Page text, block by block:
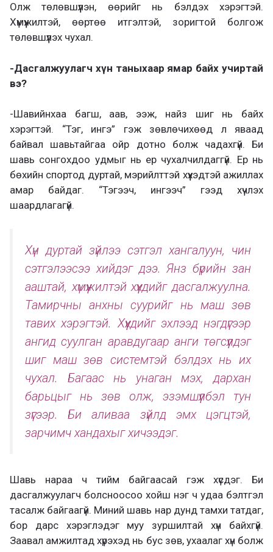
Олж төлөвшүүлэн, өөрийг нь бэлдэх хэрэгтэй.
Хүмүүжилтэй, өөртөө итгэлтэй, зоригтой болгож
төлөвшүүлэх чухал.
-Дасгалжуулагч хүн таныхаар ямар байх учиртай
вэ?
-Шавийнхаа багш, аав, ээж, найз шиг нь байх
хэрэгтэй. “Тэг, ингэ” гэж зөвлөчихөөд л яваад
байвал шавьтайгаа ойр дотно болж чадахгүй. Би
шавь сонгохдоо удмыг нь ер чухалчилдаггүй. Ер нь
бөхийн спортод дуртай, мэрийлттэй хүүхэдтэй ажиллах
амар байдаг. “Тэгээч, ингээч” гээд хүчлэх
шаардлагагүй.
Хүн дуртай зүйлээ сэтгэл хангалуун, чин
сэтгэлээсээ хийдэг дээ. Янз бүрийн зан
ааштай, хүмүүжилтэй хүүхдийг дасгалжуулна.
Тамирчны анхны суурийг нь маш зөв
тавих хэрэгтэй. Хүүхдийг эхлээд нэгдүгээр
ангид суулган аравдугаар анги төгсүүлдэг
шиг маш зөв системтэй бэлдэх нь их
чухал. Багаас нь унаган мэх, дархан
барьцыг нь зөв олж, эзэмшүүлбэл тун
зүгээр. Би аливаа зүйлд эмх цэгцтэй,
зарчимч хандахыг хичээдэг.
Шавь нараа ч тийм байгаасай гэж хүсдэг. Би
дасгалжуулагч болсноосоо хойш нэг ч удаа бэлтгэл
тасалж байгаагүй. Миний шавь нар дунд тамхи татдаг,
бор дарс хэрэглэдэг муу зуршилтай хүн байхгүй.
Заавал амжилтад хүрэхэд нь бус зөв, ухаалаг хүн болж